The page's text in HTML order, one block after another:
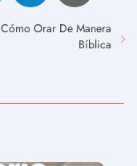
Cómo Orar De Manera
Bíblica